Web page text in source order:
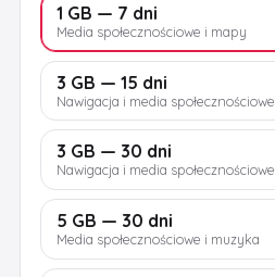
1 GB — 7 dni
Media społecznościowe i mapy
3 GB — 15 dni
Nawigacja i media społecznościowe
3 GB — 30 dni
Nawigacja i media społecznościowe
5 GB — 30 dni
Media społecznościowe i muzyka